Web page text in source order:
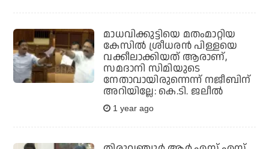
മാധവിക്കുട്ടിയെ മതംമാറ്റിയ
കേസില്‍ ശ്രീധരന്‍ പിള്ളയെ
വക്കീലാക്കിയത് ആരാണ്,
സമദാനി സിമിയുടെ
നേതാവായിരുന്നെന്ന് നജീബിന്
അറിയില്ലേ: കെ.ടി. ജലീല്‍
1 year ago